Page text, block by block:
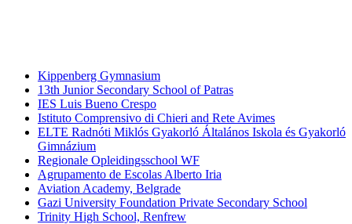
Kippenberg Gymnasium
13th Junior Secondary School of Patras
IES Luis Bueno Crespo
Istituto Comprensivo di Chieri and Rete Avimes
ELTE Radnóti Miklós Gyakorló Általános Iskola és Gyakorló
Gimnázium
Regionale Opleidingsschool WF
Agrupamento de Escolas Alberto Iria
Aviation Academy, Belgrade
Gazi University Foundation Private Secondary School
Trinity High School, Renfrew